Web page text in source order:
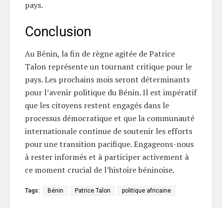
pays.
Conclusion
Au Bénin, la fin de règne agitée de Patrice
Talon représente un tournant critique pour le
pays. Les prochains mois seront déterminants
pour l’avenir politique du Bénin. Il est impératif
que les citoyens restent engagés dans le
processus démocratique et que la communauté
internationale continue de soutenir les efforts
pour une transition pacifique. Engageons-nous
à rester informés et à participer activement à
ce moment crucial de l’histoire béninoise.
Tags: Bénin Patrice Talon politique africaine